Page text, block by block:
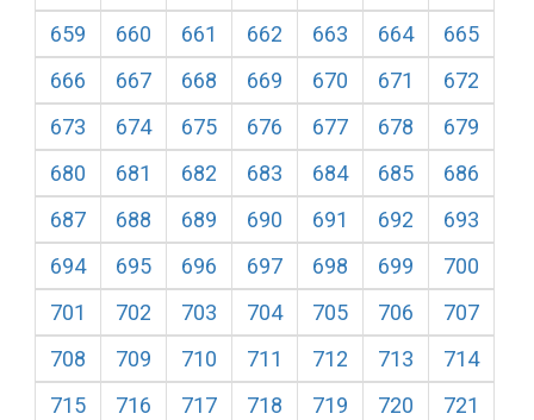
659
660 661 662 663 664
665
666
667 668 669 670 671
672
673
674 675 676 677 678
679
680
681 682 683 684 685
686
687
688 689 690 691 692
693
694
695 696 697 698 699
700
701
702 703 704 705 706
707
708
709 710 711 712 713
714
715
716 717 718 719 720
721